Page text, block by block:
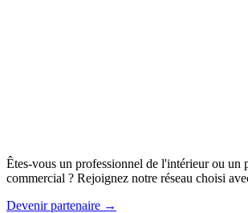
Êtes-vous un professionnel de l'intérieur ou un
commercial ? Rejoignez notre réseau choisi
Devenir partenaire →